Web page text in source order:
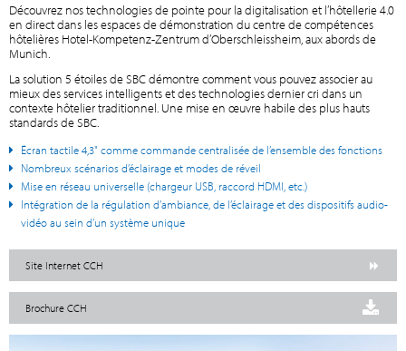
Découvrez nos technologies de pointe pour la digitalisation et l’hôtellerie 4.0
en direct dans les espaces de démonstration du centre de compétences
hôtelières Hotel-Kompetenz-Zentrum d’Oberschleissheim, aux abords de
Munich.
La solution 5 étoiles de SBC démontre comment vous pouvez associer au
mieux des services intelligents et des technologies dernier cri dans un
contexte hôtelier traditionnel. Une mise en œuvre habile des plus hauts
standards de SBC.
Écran tactile 4,3" comme commande centralisée de l’ensemble des fonctions
Nombreux scénarios d’éclairage et modes de réveil
Mise en réseau universelle (chargeur USB, raccord HDMI, etc.)
Intégration de la régulation d’ambiance, de l’éclairage et des dispositifs audio-
vidéo au sein d’un système unique
Site Internet CCH
Brochure CCH